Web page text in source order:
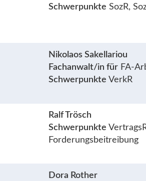
Schwerpunkte SozR,
Nikolaos Sakellariou
Fachanwalt/in für FA-
Schwerpunkte VerkR
Ralf Trösch
Schwerpunkte
Forderungsbeitreibung
Dora Rother